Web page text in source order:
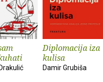
Diplomacija iza
kulisa
Damir Grubiša